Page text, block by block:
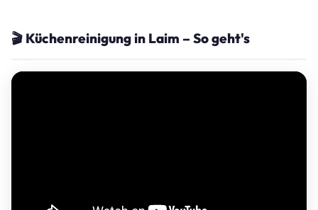
🎬 Küchenreinigung in Laim – So geht's